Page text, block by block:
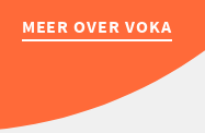
MEER OVER VOKA